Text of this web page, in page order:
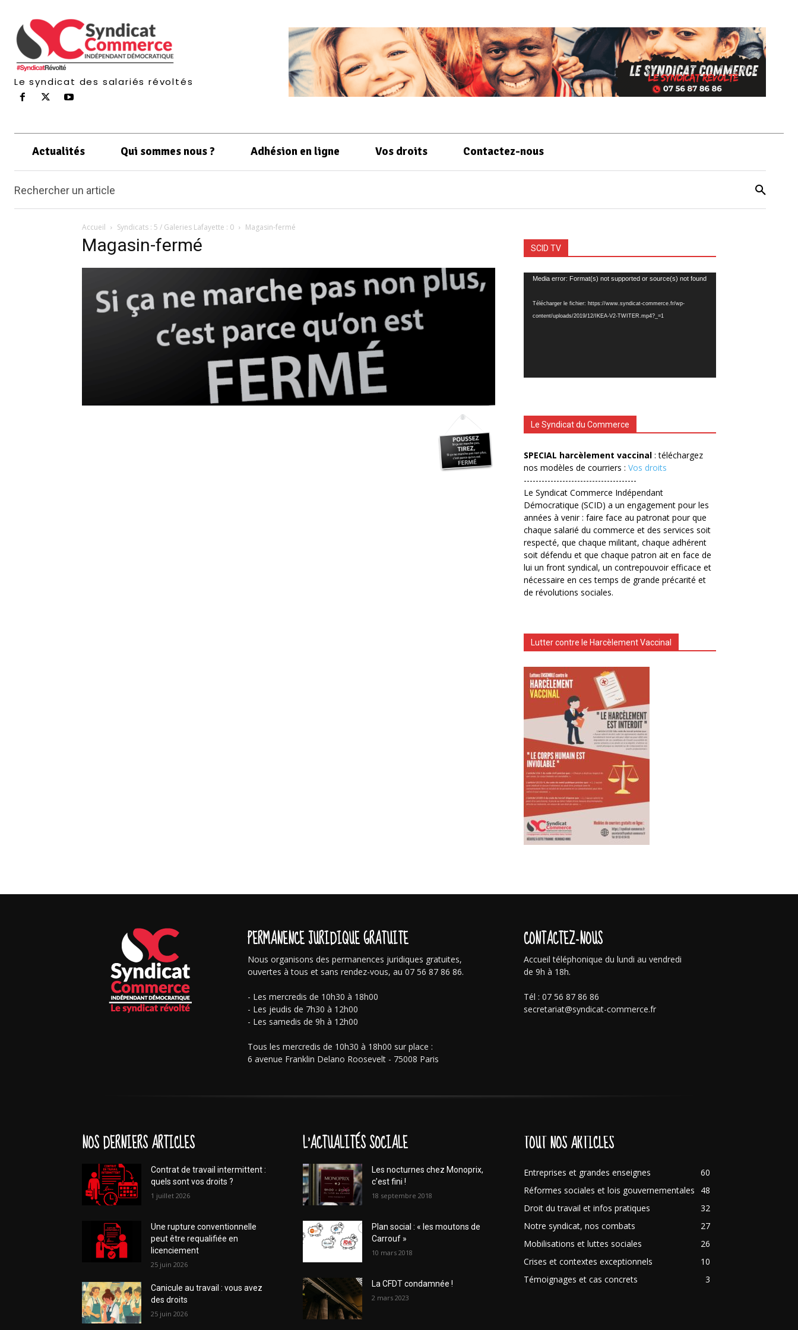
Le syndicat des salariés révoltés
Actualités Qui sommes nous ? Adhésion en ligne Vos droits Contactez-nous
Rechercher un article
Accueil Syndicats : 5 / Galeries Lafayette : 0 Magasin-fermé
Magasin-fermé SCID TV
Lecteur
Media error: Format(s) not supported or source(s) not found
Télécharger le fichier: https://www.syndicat-commerce.fr/wp-
content/uploads/2019/12/IKEA-V2-TWITER.mp4?_=1
Le Syndicat du Commerce
SPECIAL harcèlement vaccinal : téléchargez
nos modèles de courriers : Vos droits
--------------------------------------
Le Syndicat Commerce Indépendant
Démocratique (SCID) a un engagement pour les
années à venir : faire face au patronat pour que
chaque salarié du commerce et des services soit
respecté, que chaque militant, chaque adhérent
soit défendu et que chaque patron ait en face de
lui un front syndical, un contrepouvoir efficace et
nécessaire en ces temps de grande précarité et
de révolutions sociales.
Lutter contre le Harcèlement Vaccinal
PERMANENCE JURIDIQUE GRATUITE
Nous organisons des permanences juridiques gratuites,
ouvertes à tous et sans rendez-vous, au 07 56 87 86 86.
- Les mercredis de 10h30 à 18h00
- Les jeudis de 7h30 à 12h00
- Les samedis de 9h à 12h00
Tous les mercredis de 10h30 à 18h00 sur place :
6 avenue Franklin Delano Roosevelt - 75008 Paris
CONTACTEZ-NOUS
Accueil téléphonique du lundi au vendredi
de 9h à 18h.
Tél : 07 56 87 86 86
secretariat@syndicat-commerce.fr
NOS DERNIERS ARTICLES
Contrat de travail intermittent :
quels sont vos droits ?
1 juillet 2026
Une rupture conventionnelle
peut être requalifiée en
licenciement
25 juin 2026
Canicule au travail : vous avez
des droits
25 juin 2026
L'ACTUALITÉS SOCIALE
Les nocturnes chez Monoprix,
c’est fini !
18 septembre 2018
Plan social : « les moutons de
Carrouf »
10 mars 2018
La CFDT condamnée !
2 mars 2023
TOUT NOS ARTICLES
Entreprises et grandes enseignes
60
Réformes sociales et lois gouvernementales
48
Droit du travail et infos pratiques
32
Notre syndicat, nos combats
27
Mobilisations et luttes sociales
26
Crises et contextes exceptionnels
10
Témoignages et cas concrets
3